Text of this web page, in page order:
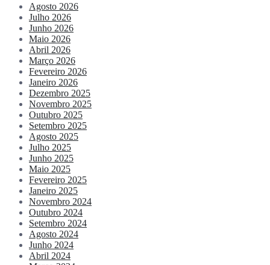
Agosto 2026
Julho 2026
Junho 2026
Maio 2026
Abril 2026
Março 2026
Fevereiro 2026
Janeiro 2026
Dezembro 2025
Novembro 2025
Outubro 2025
Setembro 2025
Agosto 2025
Julho 2025
Junho 2025
Maio 2025
Fevereiro 2025
Janeiro 2025
Novembro 2024
Outubro 2024
Setembro 2024
Agosto 2024
Junho 2024
Abril 2024